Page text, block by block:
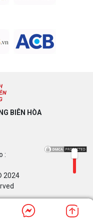
hình dễ nâng cấp
gợi ý cấu hình esports mượt,
sau này, tư vấn miễn phí
ngân sách từ 10-40 triệu:
GPU, RAM hợp lý, chọn
sai tương thích. Tư vấn miễn
Thắng.
HÈ CÙNG COMBO
ĐẾN 800K
dụng phần mềm bản
Thắng)
BIÊN HÒA​
:
2024